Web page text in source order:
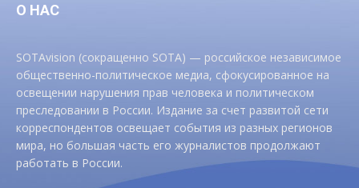
О НАС
SOTAvision (сокращенно SOTA) — российское независимое
общественно-политическое медиа, сфокусированное на
освещении нарушения прав человека и политическом
преследовании в России. Издание за счет развитой сети
корреспондентов освещает события из разных регионов
мира, но большая часть его журналистов продолжают
работать в России.